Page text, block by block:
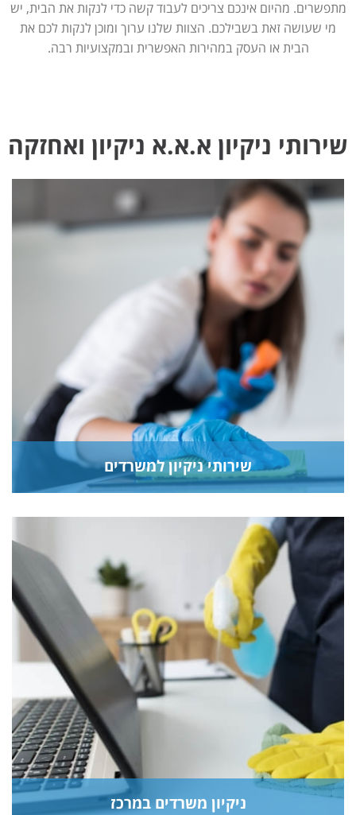
מתפשרים. מהיום אינכם צריכים לעבוד קשה כדי לנקות את הבית, יש
מי שעושה זאת בשבילכם. הצוות שלנו ערוך ומוכן לנקות לכם את
הבית או העסק במהירות האפשרית ובמקצועיות רבה.
שירותי ניקיון א.א.א ניקיון ואחזקה
שירותי ניקיון למשרדים
ניקיון משרדים במרכז